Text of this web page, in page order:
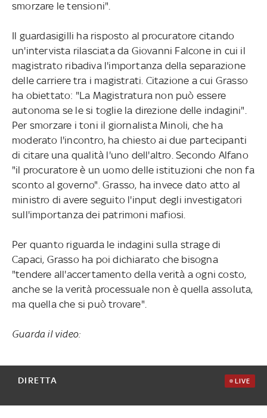
smorzare le tensioni".
Il guardasigilli ha risposto al procuratore citando
un'intervista rilasciata da Giovanni Falcone in cui il
magistrato ribadiva l'importanza della separazione
delle carriere tra i magistrati. Citazione a cui Grasso
ha obiettato: "La Magistratura non può essere
autonoma se le si toglie la direzione delle indagini".
Per smorzare i toni il giornalista Minoli, che ha
moderato l'incontro, ha chiesto ai due partecipanti
di citare una qualità l'uno dell'altro. Secondo Alfano
"il procuratore è un uomo delle istituzioni che non fa
sconto al governo". Grasso, ha invece dato atto al
ministro di avere seguito l'input degli investigatori
sull'importanza dei patrimoni mafiosi.
Per quanto riguarda le indagini sulla strage di
Capaci, Grasso ha poi dichiarato che bisogna
"tendere all'accertamento della verità a ogni costo,
anche se la verità processuale non è quella assoluta,
ma quella che si può trovare".
Guarda il video:
DIRETTA LIVE